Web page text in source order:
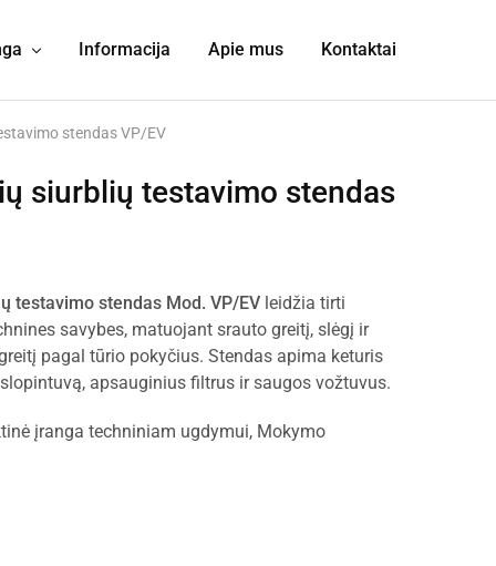
Informacija Apie mus Kontaktai
stendas VP/EV
siurblių testavimo stendas
testavimo stendas Mod. VP/EVleidžia tirti
savybes, matuojant srauto greitį, slėgį ir
pagal tūrio pokyčius. Stendas apima keturis
apsauginius filtrus ir saugos vožtuvus.
įranga techniniam ugdymui, Mokymo